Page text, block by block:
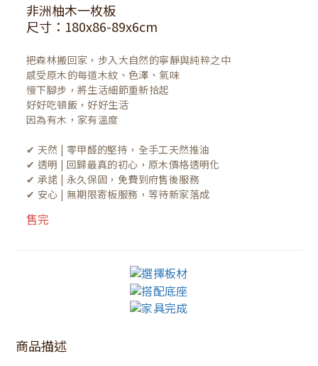
非洲柚木一枚板
尺寸：180x86-89x6cm
把森林搬回家，步入大自然的寧靜與純粹之中
感受原木的每道木紋、色澤、氣味
慢下腳步，將生活細節重新拾起
好好吃頓飯，好好生活
因為有木，家有溫度
✔ 天然 | 零甲醛的堅持，全手工天然推油
✔ 透明 | 回歸最真的初心，原木價格透明化
✔ 承諾 | 永久保固，免費到府售後服務
✔ 安心 | 無期限寄板服務，等待新家落成
售完
商品描述